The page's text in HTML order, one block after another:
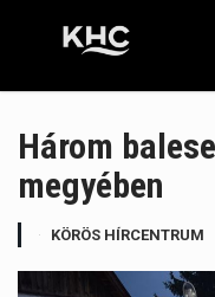
Három
megyében
KÖRÖS HÍRCENTRUM